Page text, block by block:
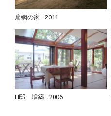
扇網の家 2011
H邸 増築 2006